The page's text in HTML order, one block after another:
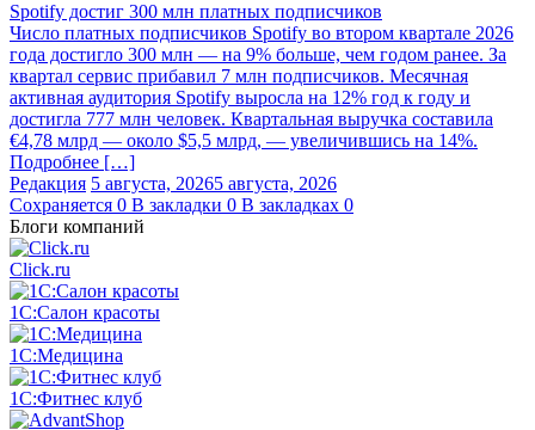
Spotify достиг 300 млн платных подписчиков
Число платных подписчиков Spotify во втором квартале 2026
года достигло 300 млн — на 9% больше, чем годом ранее. За
квартал сервис прибавил 7 млн подписчиков. Месячная
активная аудитория Spotify выросла на 12% год к году и
достигла 777 млн человек. Квартальная выручка составила
€4,78 млрд — около $5,5 млрд, — увеличившись на 14%.
Подробнее […]
Редакция 5 августа, 20265 августа, 2026
Сохраняется 0 В закладки 0 В закладках 0
Блоги компаний
Click.ru
1С:Салон красоты
1С:Медицина
1С:Фитнес клуб